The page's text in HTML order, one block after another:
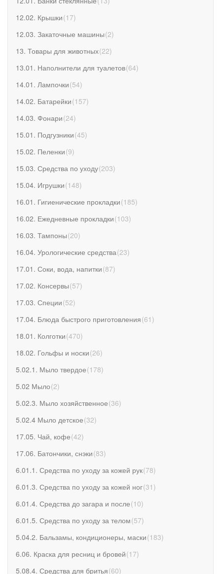
12.02. Крышки(17)
12.03. Закаточные машины(2)
13. Товары для животных(22)
13.01. Наполнители для туалетов(64)
14.01. Лампочки(54)
14.02. Батарейки(157)
14.03. Фонари(24)
15.01. Подгузники(45)
15.02. Пеленки(9)
15.03. Средства по уходу(203)
15.04. Игрушки(148)
16.01. Гигиенические прокладки(185)
16.02. Ежедневные прокладки(103)
16.03. Тампоны(20)
16.04. Урологические средства(23)
17.01. Соки, вода, напитки(87)
17.02. Консервы(57)
17.03. Специи(52)
17.04. Блюда быстрого приготовления(61 )
18.01. Колготки(470)
18.02. Гольфы и носки(26)
5.02.1. Мыло твердое(178)
5.02 Мыло(2)
5.02.3. Мыло хозяйственное(36)
5.02.4 Мыло детское(32)
17.05. Чай, кофе(42)
17.06. Батончики, снэки(83)
6.01.1. Средства по уходу за кожей рук(78)
6.01.3. Средства по уходу за кожей ног(31 )
6.01.4. Средства до загара и после(10)
6.01.5. Средства по уходу за телом(57)
5.04.2. Бальзамы, кондиционеры, маски(183)
6.06. Краска для ресниц и бровей(17)
5.08.4. Средства для бритья(60)